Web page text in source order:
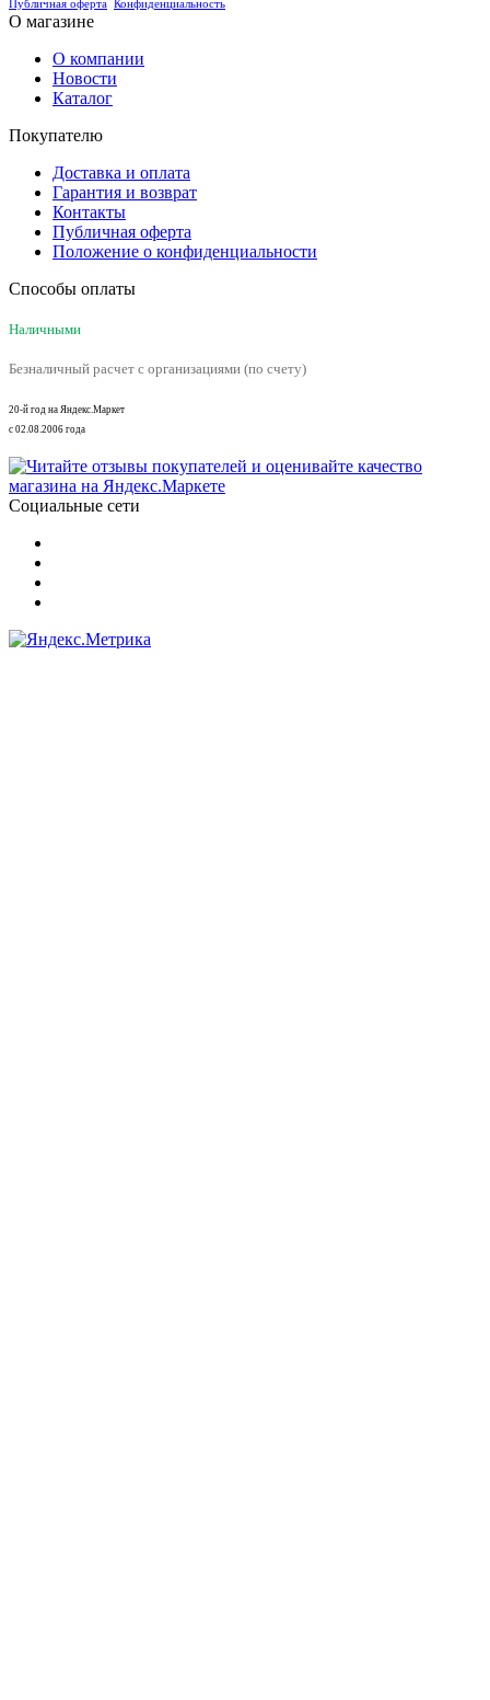
Публичная оферта Конфиденциальность
О магазине
О компании
Новости
Каталог
Покупателю
Доставка и оплата
Гарантия и возврат
Контакты
Публичная оферта
Положение о конфиденциальности
Способы оплаты
Наличными
Безналичный расчет с организациями (по счету)
20-й год на Яндекс.Маркет
с 02.08.2006 года
Социальные сети